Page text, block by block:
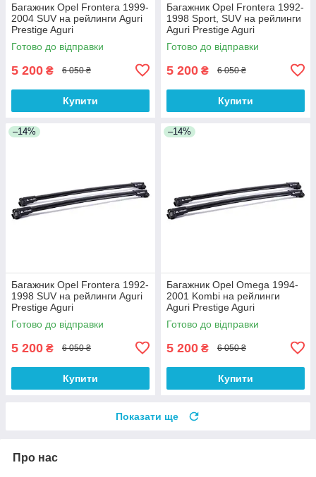
Багажник Opel Frontera 1999-
2004 SUV на рейлинги Aguri
Prestige Aguri
Готово до відправки
5 200 ₴ 6 050 ₴
Купити
Багажник Opel Frontera 1992-
1998 Sport, SUV на рейлинги
Aguri Prestige Aguri
Готово до відправки
5 200 ₴ 6 050 ₴
Купити
–14%
Багажник Opel Frontera 1992-
1998 SUV на рейлинги Aguri
Prestige Aguri
Готово до відправки
5 200 ₴ 6 050 ₴
Купити
–14%
Багажник Opel Omega 1994-
2001 Kombi на рейлинги
Aguri Prestige Aguri
Готово до відправки
5 200 ₴ 6 050 ₴
Купити
Показати ще
Про нас